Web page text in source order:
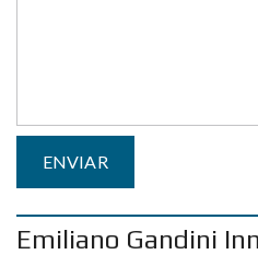
Emiliano Gandini